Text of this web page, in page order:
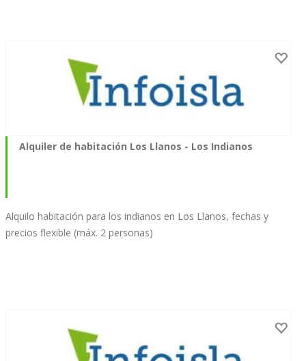
Alquiler de habitación Los Llanos - Los Indianos
Alquilo habitación para los indianos en Los Llanos, fechas y
precios flexible (máx. 2 personas)